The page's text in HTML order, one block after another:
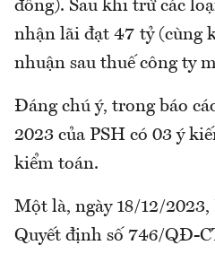
đồng). Sau khi trừ các
nhận lãi đạt 47 tỷ (cùng
nhuận sau thuế công ty
Đáng chú ý, trong báo
2023 của PSH có 03 ý
kiểm toán.
Một là, ngày 18/12/2023,
Quyết định số 746/QĐ-